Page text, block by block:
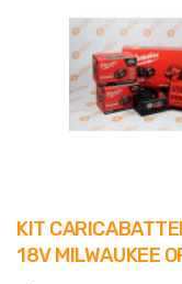
KIT
18V MILWAUKEE